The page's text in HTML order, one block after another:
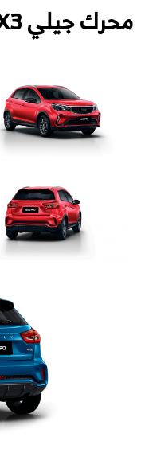
محركجيلي GX3 برو